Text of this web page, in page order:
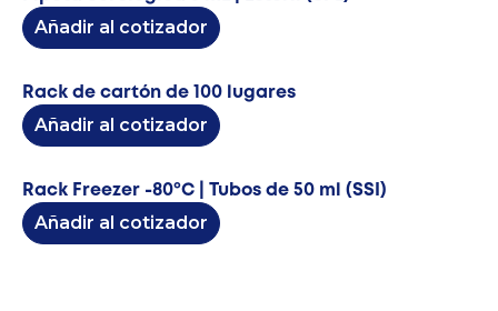
Añadir al cotizador
Rack de cartón de 100 lugares
Añadir al cotizador
Rack Freezer -80ºC | Tubos de 50 ml (SSI)
Añadir al cotizador